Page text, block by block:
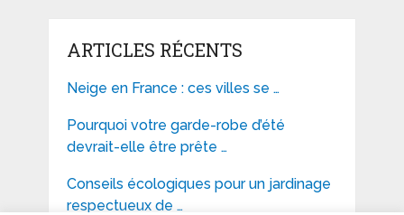
ARTICLES RÉCENTS
Neige en France : ces villes se …
Pourquoi votre garde-robe d’été
devrait-elle être prête …
Conseils écologiques pour un jardinage
respectueux de …